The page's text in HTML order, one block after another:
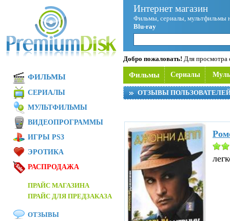
Интернет магазин
Фильмы, сериалы, мультфильмы
Blu-ray
Добро пожаловать! Для просмотра
Фильмы Сериалы
ОТЗЫВЫ
ФИЛЬМЫ
СЕРИАЛЫ
МУЛЬТФИЛЬМЫ
ВИДЕОПРОГРАММЫ
ИГРЫ PS3
ЭРОТИКА
РАСПРОДАЖА
ПРАЙС МАГАЗИНА
ПРАЙС ДЛЯ ПРЕДЗАКАЗА
ОТЗЫВЫ